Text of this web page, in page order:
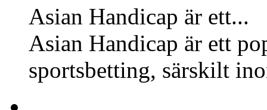
Asian Handicap är ett...
Asian Handicap är ett
sportsbetting, särskilt